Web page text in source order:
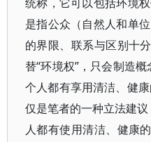
是指公众（自然人和单
的界限、联系与区别十
替“环境权”，只会制造
个人都有享用清洁、健
仅是笔者的一种立法建
人都有使用清洁、健康